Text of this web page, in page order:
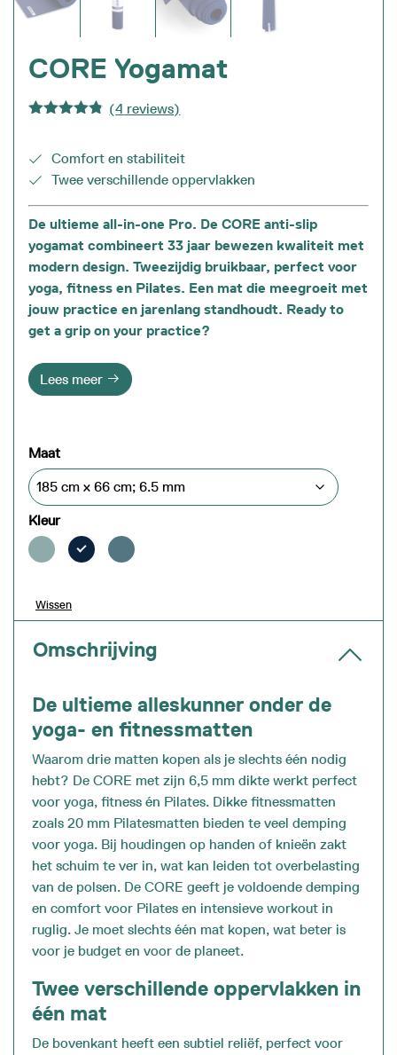
CORE Yogamat
5
(4 reviews)
Comfort en stabiliteit
Twee verschillende oppervlakken
De ultieme all-in-one Pro. De CORE anti-slip
yogamat combineert 33 jaar bewezen kwaliteit met
modern design. Tweezijdig bruikbaar, perfect voor
yoga, fitness en Pilates. Een mat die meegroeit met
jouw practice en jarenlang standhoudt. Ready to
get a grip on your practice?
Lees meer
Maat
Kleur
Wissen
Omschrijving
De ultieme alleskunner onder de
yoga- en fitnessmatten
Waarom drie matten kopen als je slechts één nodig
hebt? De CORE met zijn 6,5 mm dikte werkt perfect
voor yoga, fitness én Pilates. Dikke fitnessmatten
zoals 20 mm Pilatesmatten bieden te veel demping
voor yoga. Bij houdingen op handen of knieën zakt
het schuim te ver in, wat kan leiden tot overbelasting
van de polsen. De CORE geeft je voldoende demping
en comfort voor Pilates en intensieve workout in
ruglig. Je moet slechts één mat kopen, wat beter is
voor je budget en voor de planeet.
Twee verschillende oppervlakken in
één mat
De bovenkant heeft een subtiel reliëf, perfect voor